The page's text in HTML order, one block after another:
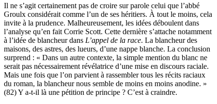
Il ne s’agit certainement pas de croire sur parole celui que l’abbé
Groulx considérait comme l’un de ses héritiers. À tout le moins, cela
invite à la prudence. Malheureusement, les idées déboulent dans
l’analyse qu’en fait Corrie Scott. Cette dernière s’attache notamment
à l’idée de blancheur dans L’appel de la race. La blancheur des
maisons, des astres, des lueurs, d’une nappe blanche. La conclusion
surprend : « Dans un autre contexte, la simple mention du blanc ne
serait pas nécessairement révélatrice d’une mise en discours raciale.
Mais une fois que l’on parvient à rassembler tous les récits raciaux
du roman, la blancheur nous semble de moins en moins anodine. »
(82) Y a-t-il là une pétition de principe ? C’est à craindre.